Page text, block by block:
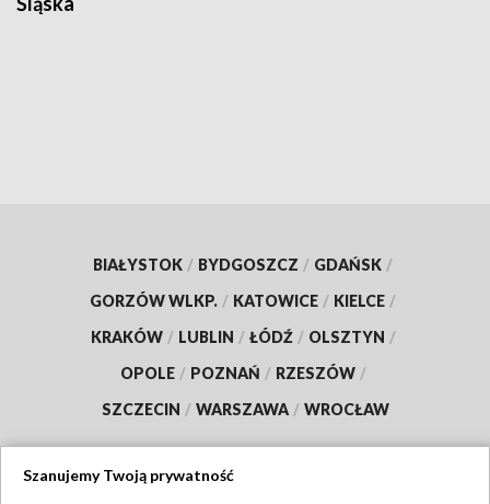
BIAŁYSTOK / BYDGOSZCZ / GDAŃSK /
GORZÓW WLKP. / KATOWICE / KIELCE /
KRAKÓW / LUBLIN / ŁÓDŹ / OLSZTYN /
OPOLE / POZNAŃ / RZESZÓW /
SZCZECIN / WARSZAWA / WROCŁAW
Szanujemy Twoją prywatność